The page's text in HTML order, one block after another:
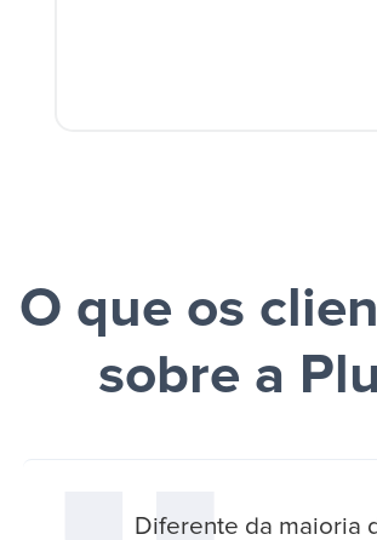
O que os
sobre a
Diferente da maioria